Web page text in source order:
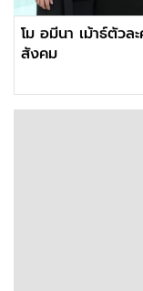
โม อมีนา เม้าธ์ตัวล
สังคม